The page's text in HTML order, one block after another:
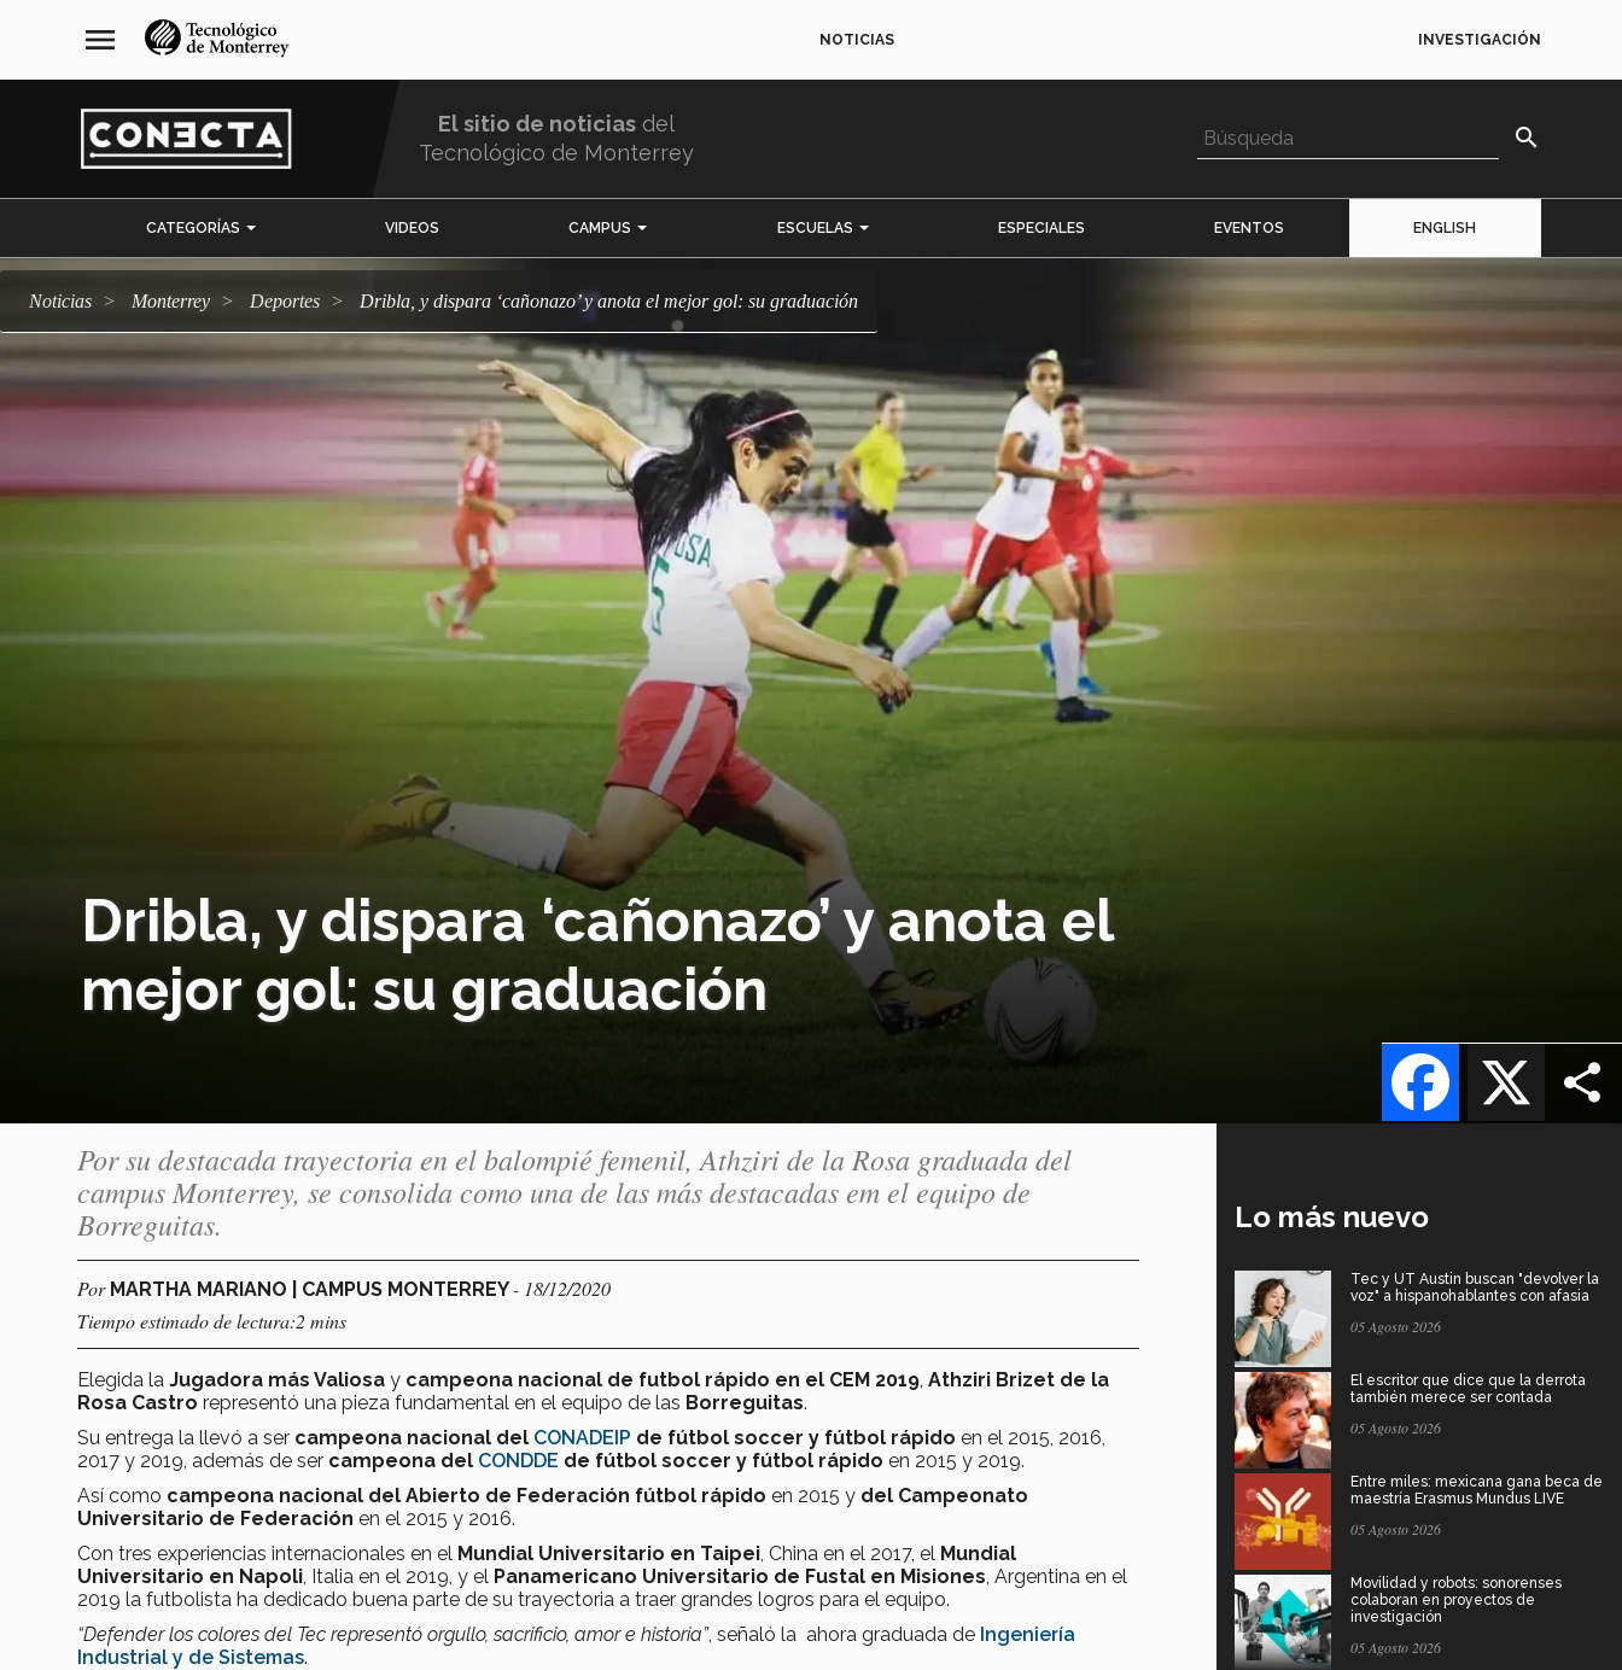
navegación
principal
menu NOTICIAS INVESTIGACIÓN
El sitio de noticias del
Tecnológico de Monterrey
search
CATEGORÍAS VIDEOS CAMPUS ESCUELAS ESPECIALES EVENTOS ENGLISH
Noticias Monterrey deportes Dribla, y dispara ‘cañonazo’ y anota el mejor gol: su graduación
Dribla, y dispara ‘cañonazo’ y anota el
mejor gol: su graduación
X
Facebook
Por su destacada trayectoria en el balompié femenil, Athziri de la Rosa graduada del
campus Monterrey, se consolida como una de las más destacadas em el equipo de
Borreguitas.
Por MARTHA MARIANO | CAMPUS MONTERREY- 18/12/2020
Tiempo estimado de lectura:2 mins
Elegida la Jugadora más Valiosa y campeona nacional de futbol rápido en el CEM 2019 Athziri Brizet de la
Rosa Castro representó una pieza fundamental en el equipo de las Borreguitas.
Su entrega la llevó a ser campeona nacional del CONADEIP de fútbol soccer y fútbol rápido en el 2015, 2016,
2017 y 2019, además de ser campeona del CONDDE de fútbol soccer y fútbol rápido en 2015 y 2019.
Así como campeona nacional del Abierto de Federación fútbol rápido en 2015 y del Campeonato
Universitario de Federación en el 2015 y 2016.
Con tres experiencias internacionales en el Mundial Universitario en Taipei , China en el 2017, el Mundial
Universitario en Napoli , Italia en el 2019, y el Panamericano Universitario de Fustal en Misiones , Argentina en el
2019 la futbolista ha dedicado buena parte de su trayectoria a traer grandes logros para el equipo.
“Defender los colores del Tec representó orgullo, sacrificio, amor e historia”, señaló la ahora graduada de Ingeniería
Industrial y de Sistemas.
Lo más nuevo
Tec y UT Austin buscan "devolver la
voz" a hispanohablantes con afasia
05 Agosto 2026
El escritor que dice que la derrota
también merece ser contada
05 Agosto 2026
Entre miles: mexicana gana beca de
maestría Erasmus Mundus LIVE
05 Agosto 2026
Movilidad y robots: sonorenses
colaboran en proyectos de
investigación
05 Agosto 2026